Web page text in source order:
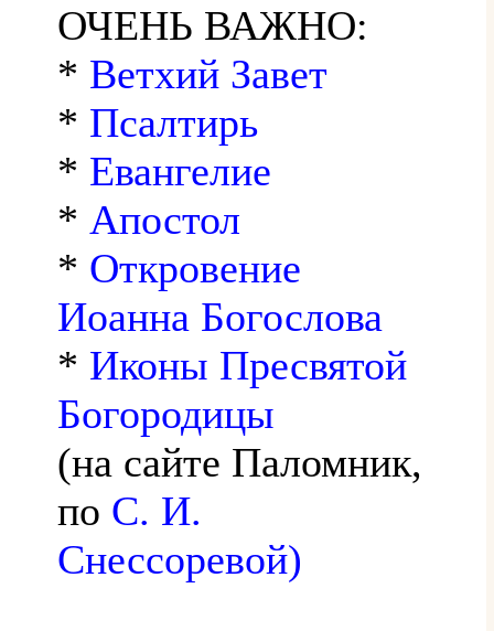
ОЧЕНЬ ВАЖНО:
* Ветхий Завет
* Псалтирь
* Евангелие
* Апостол
* Откровение
Иоанна Богослова
* Иконы Пресвятой
Богородицы
(на сайте Паломник,
по С. И.
Снессоревой)